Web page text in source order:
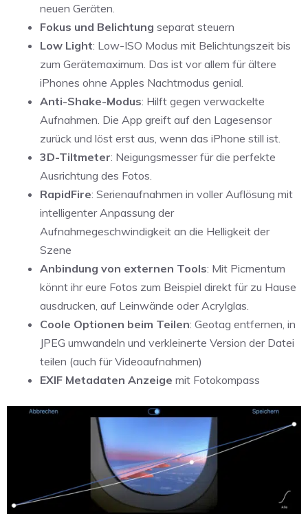
neuen Geräten.
Fokus und Belichtung separat steuern
Low Light: Low-ISO Modus mit Belichtungszeit bis
zum Gerätemaximum. Das ist vor allem für ältere
iPhones ohne Apples Nachtmodus genial.
Anti-Shake-Modus: Hilft gegen verwackelte
Aufnahmen. Die App greift auf den Lagesensor
zurück und löst erst aus, wenn das iPhone still ist.
3D-Tiltmeter: Neigungsmesser für die perfekte
Ausrichtung des Fotos.
RapidFire: Serienaufnahmen in voller Auflösung mit
intelligenter Anpassung der
Aufnahmegeschwindigkeit an die Helligkeit der
Szene
Anbindung von externen Tools: Mit Picmentum
könnt ihr eure Fotos zum Beispiel direkt für zu Hause
ausdrucken, auf Leinwände oder Acrylglas.
Coole Optionen beim Teilen: Geotag entfernen, in
JPEG umwandeln und verkleinerte Version der Datei
teilen (auch für Videoaufnahmen)
EXIF Metadaten Anzeige mit Fotokompass